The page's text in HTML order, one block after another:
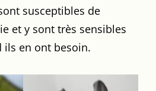
susceptibles de
et y sont très sensibles
en ont besoin.